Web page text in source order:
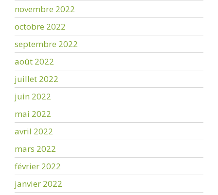
novembre 2022
octobre 2022
septembre 2022
août 2022
juillet 2022
juin 2022
mai 2022
avril 2022
mars 2022
février 2022
janvier 2022